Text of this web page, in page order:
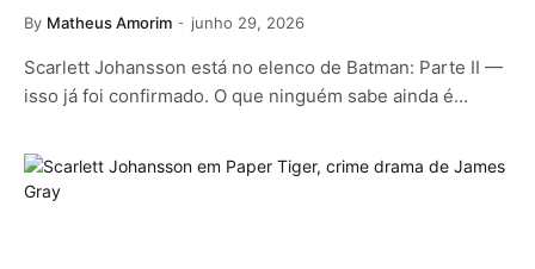
By Matheus Amorim junho 29, 2026
Scarlett Johansson está no elenco de Batman: Parte II —
isso já foi confirmado. O que ninguém sabe ainda é…